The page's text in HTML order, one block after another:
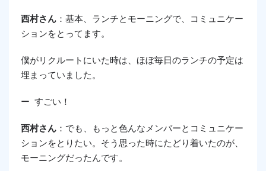
西村さん ：基本、ランチとモーニングで、コミュニケー
ションをとってます。
僕がリクルートにいた時は、ほぼ毎日のランチの予定は
埋まっていました。
ー すごい！
西村さん ：でも、もっと色んなメンバーとコミュニケー
ションをとりたい。そう思った時にたどり着いたのが、
モーニングだったんです。